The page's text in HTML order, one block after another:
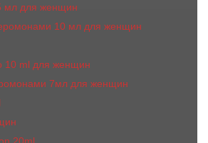
мл для женщин
10 мл для женщин
ml для женщин
7мл для женщин